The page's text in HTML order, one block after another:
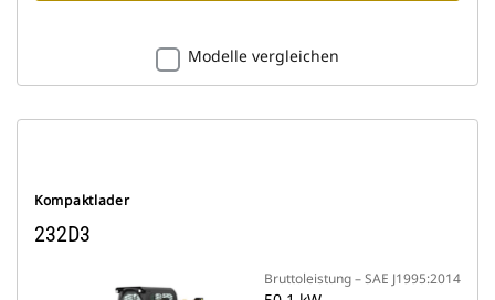
Modelle vergleichen
Kompaktlader
232D3
Bruttoleistung – SAE J1995:2014